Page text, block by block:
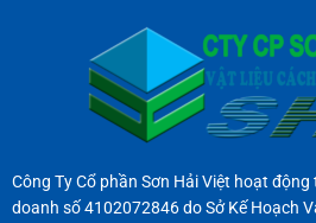
Công Ty Cổ phần Sơn Hải Việt hoạt
doanh số 4102072846 do Sở Kế Hoạch